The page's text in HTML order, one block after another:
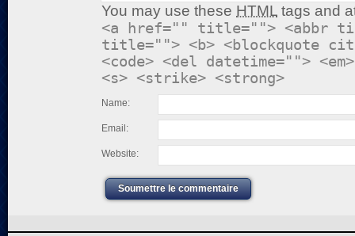
You may use these HTML tags and
<a href="" title=""> <abbr
title=""> <b> <blockquote
<code> <del datetime="">
<s> <strike> <strong>
Name:
Email:
Website:
Soumettre le commentaire